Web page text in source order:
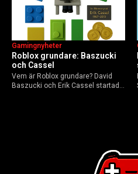
Roblox grundare: Baszucki
och Cassel
Gamingnyheter
Vem är Roblox grundare? David
Baszucki och Erik Cassel startade